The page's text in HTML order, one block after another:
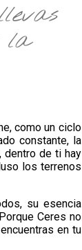
la
como un ciclo
constante, la
dentro de ti hay
los terrenos
su esencia
Ceres no
en tu